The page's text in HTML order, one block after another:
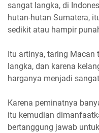
sangat langka, di
hutan-hutan Sumatera,
sedikit atau hampir
Itu artinya, taring Macan
langka, dan karena
harganya menjadi
Karena peminatnya
itu kemudian
bertanggung jawab